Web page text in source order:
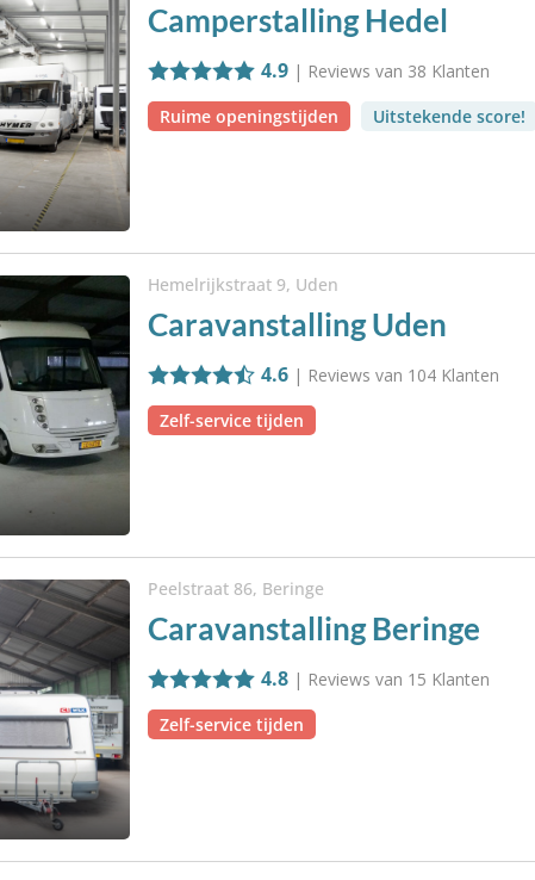
Camperstalling Hedel
4.9| Reviews van 38 Klanten
Ruime openingstijden
Uitstekende score!
Hemelrijkstraat 9, Uden
Caravanstalling Uden
4.6| Reviews van 104Klanten
Zelf-service tijden
Peelstraat 86, Beringe
Caravanstalling Beringe
4.8| Reviews van 15 Klanten
Zelf-service tijden